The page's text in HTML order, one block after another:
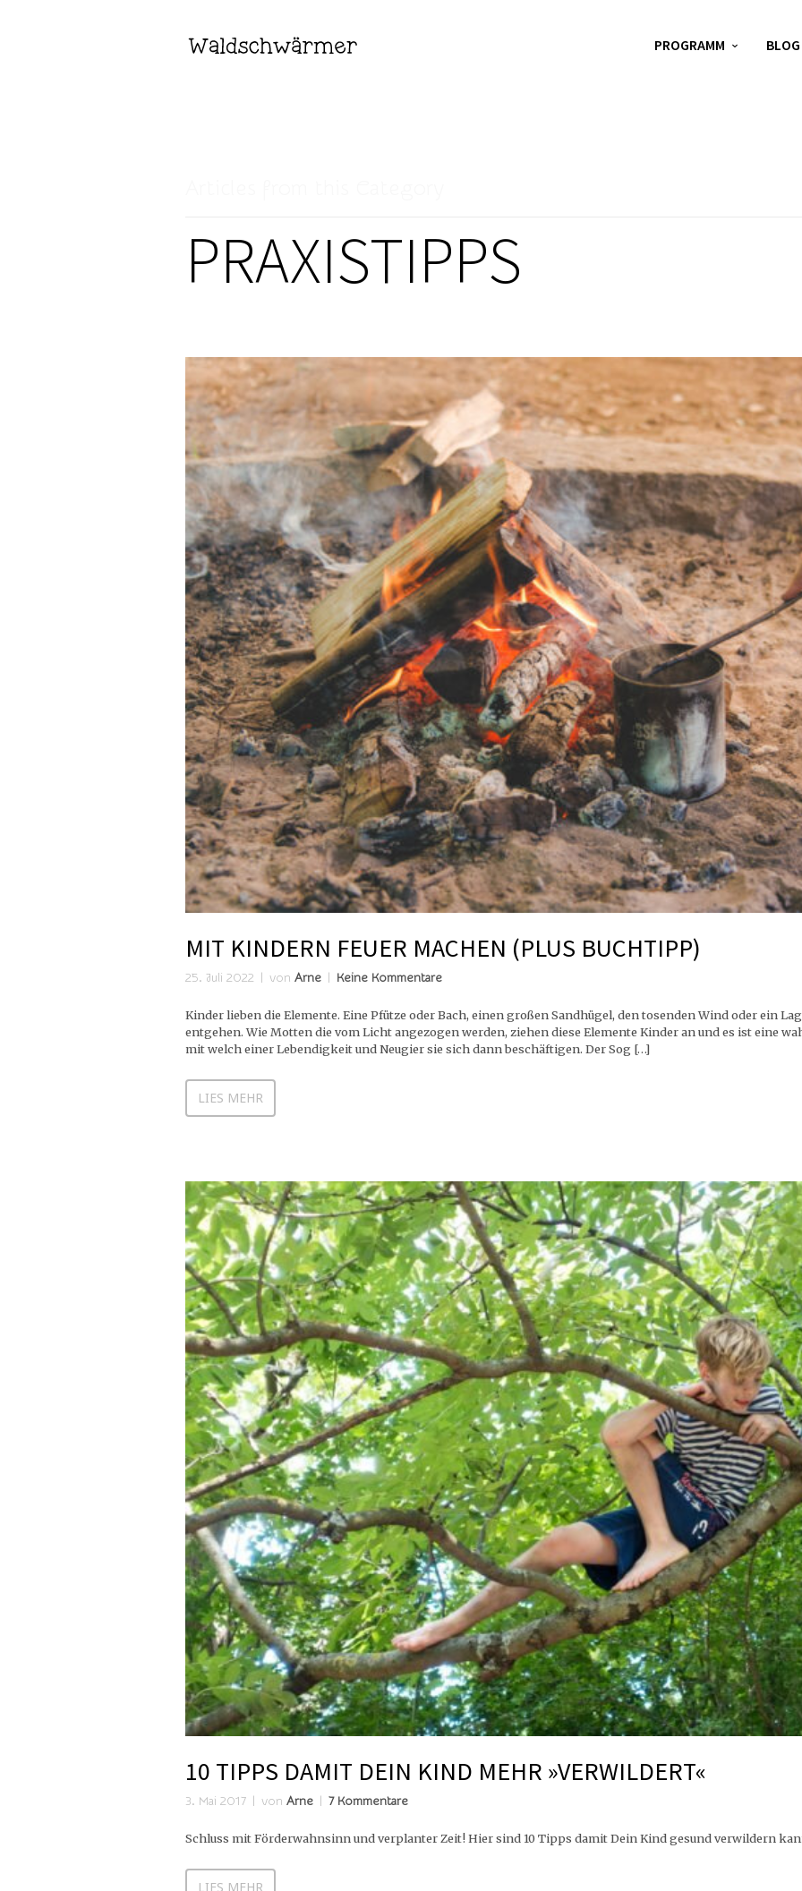
PROGRAMM BLOG
PRAXISTIPPS
MIT KINDERN FEUER MACHEN (PLUS BUCHTIPP)
25. Juli 2022 von Arne Keine Kommentare
Kinder lieben die Elemente. Eine Pfütze oder Bach, einen großen Sandhügel, den tosenden Wind oder ein
entgehen. Wie Motten die vom Licht angezogen werden, ziehen diese Elemente Kinder an und es ist eine
mit welch einer Lebendigkeit und Neugier sie sich dann beschäftigen. Der Sog […]
LIES MEHR
10 TIPPS DAMIT DEIN KIND MEHR »VERWILDERT«
3. Mai 2017 von Arne 7 Kommentare
Schluss mit Förderwahnsinn und verplanter Zeit! Hier sind 10 Tipps damit Dein Kind gesund verwildern
LIES MEHR